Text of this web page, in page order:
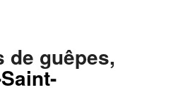
de guêpes,